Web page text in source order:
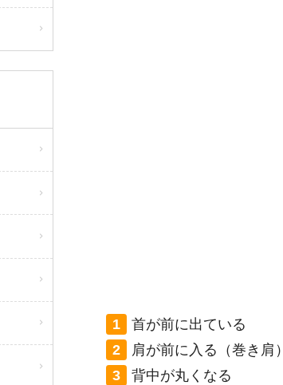
首が前に出ている
肩が前に入る（巻き肩）
背中が丸くなる